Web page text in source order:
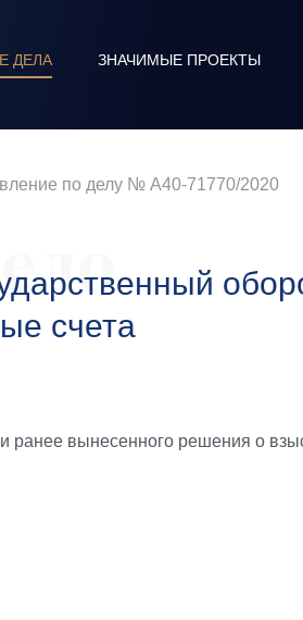
ДЕЛА ЗНАЧИМЫЕ ПРОЕКТЫ
по делу № А40-71770/2020
счета
вынесенного решения о